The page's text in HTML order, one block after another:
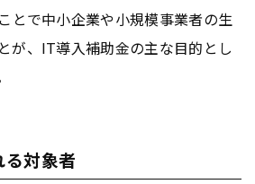
とで中小企業や小規模事業者の生
が、IT導入補助金の主な目的とし
対象者